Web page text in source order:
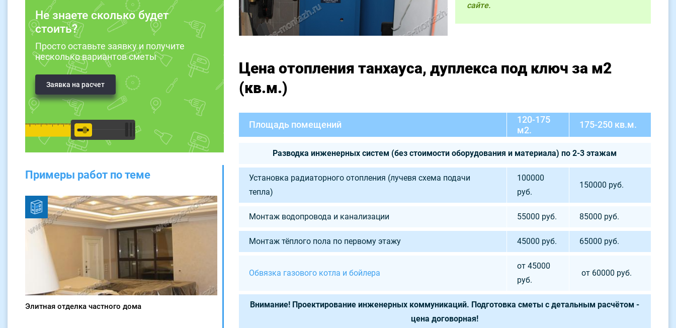
сайте.
Цена отопления танхауса, дуплекса под ключ за м2
(кв.м.)
Площадь помещений
120-175
м2.
175-250 кв.м.
Разводка инженерных систем (без стоимости оборудования и материала) по 2-3 этажам
Установка радиаторного отопления (лучевя схема подачи
тепла)
100000
руб.
150000 руб.
Монтаж водопровода и канализации 55000 руб. 85000 руб.
Монтаж тёплого пола по первому этажу 45000 руб. 65000 руб.
Обвязка газового котла и бойлера
от 45000
руб.
от 60000 руб.
Внимание! Проектирование инженерных коммуникаций. Подготовка сметы с детальным расчётом -
цена договорная!
Не знаете сколько будет
стоить?
Просто оставьте заявку и получите
несколько вариантов сметы
Заявка на расчет
Примеры работ по теме
Элитная отделка частного дома